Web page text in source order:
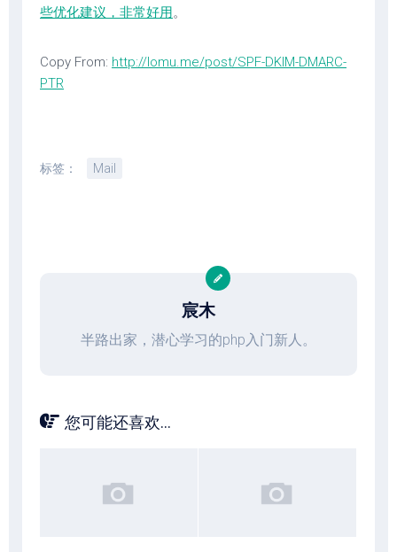
些优化建议，非常好用。
Copy From: http://lomu.me/post/SPF-DKIM-DMARC-
PTR
标签： Mail
宸木
半路出家，潜心学习的php入门新人。
您可能还喜欢...